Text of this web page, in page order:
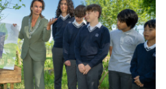
1 van 0 Volgend uur